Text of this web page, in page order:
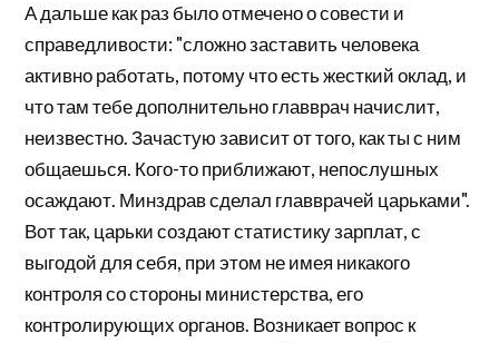
А дальше как раз было отмечено о совести и
справедливости: "сложно заставить человека
активно работать, потому что есть жесткий оклад, и
что там тебе дополнительно главврач начислит,
неизвестно. Зачастую зависит от того, как ты с ним
общаешься. Кого-то приближают, непослушных
осаждают. Минздрав сделал главврачей царьками".
Вот так, царьки создают статистику зарплат, с
выгодой для себя, при этом не имея никакого
контроля со стороны министерства, его
контролирующих органов. Возникает вопрос к